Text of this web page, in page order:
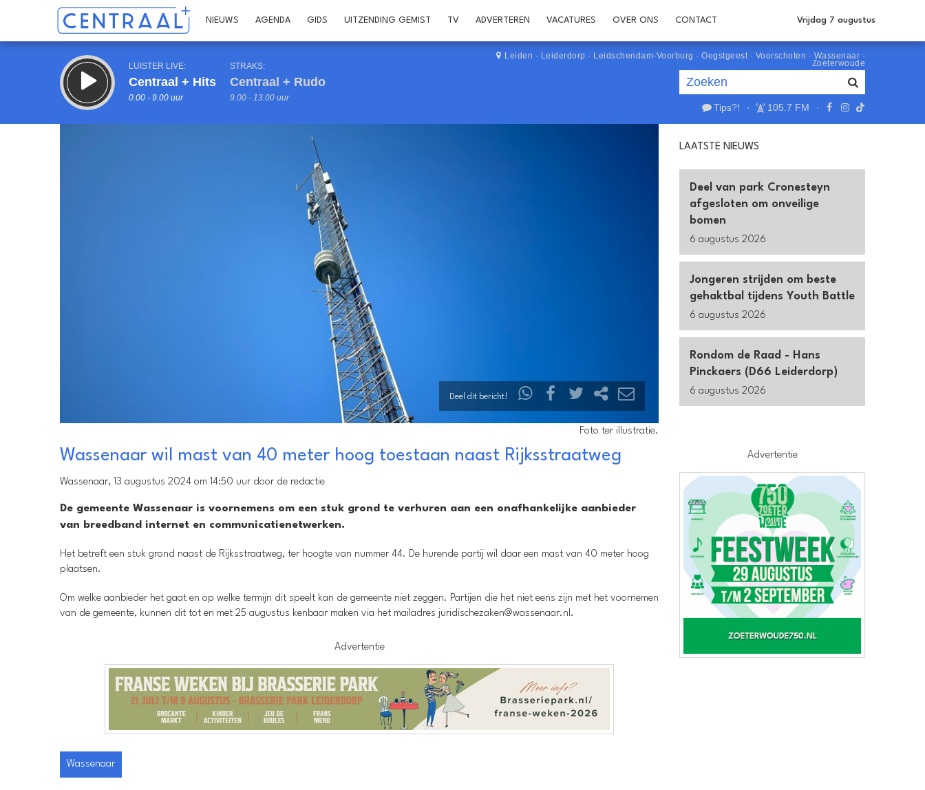
NIEUWS AGENDA GIDS UITZENDING GEMIST TV ADVERTEREN VACATURES OVER ONS CONTACT Vrijdag 7 augustus
LUISTER LIVE:
Centraal + Hits
0.00 - 9.00 uur
STRAKS:
Centraal + Rudo
9.00 - 13.00 uur
Leiden · Leiderdorp · Leidschendam-Voorburg · Oegstgeest· Voorschoten · Wassenaar ·
Zoeterwoude
Tips?! · 105.7 FM ·
Deel dit bericht!
Foto ter illustratie.
Wassenaar wil mast van 40 meter hoog toestaan naast Rijksstraatweg
Wassenaar, 13 augustus 2024 om 14:50 uur door de redactie
De gemeente Wassenaar is voornemens om een stuk grond te verhuren aan een onafhankelijke aanbieder
van breedband internet en communicatienetwerken.
Het betreft een stuk grond naast de Rijksstraatweg, ter hoogte van nummer 44. De hurende partij wil daar een mast van 40 meter hoog
plaatsen.
Om welke aanbieder het gaat en op welke termijn dit speelt kan de gemeente niet zeggen. Partijen die het niet eens zijn met het voornemen
van de gemeente, kunnen dit tot en met 25 augustus kenbaar maken via het mailadres juridischezaken@wassenaar.nl.
Advertentie
Wassenaar
LAATSTE NIEUWS
Deel van park Cronesteyn
afgesloten om onveilige
bomen
6 augustus 2026
Jongeren strijden om beste
gehaktbal tijdens Youth Battle
6 augustus 2026
Rondom de Raad - Hans
Pinckaers (D66 Leiderdorp)
6 augustus 2026
Advertentie